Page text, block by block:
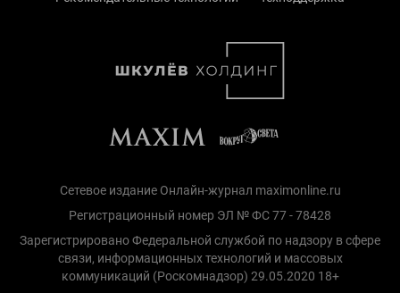
Сетевое издание Онлайн-журнал maximonline.ru
Регистрационный номер ЭЛ № ФС 77 - 78428
Зарегистрировано Федеральной службой по надзору в сфере
связи, информационных технологий и массовых
коммуникаций (Роскомнадзор) 29.05.2020 18+